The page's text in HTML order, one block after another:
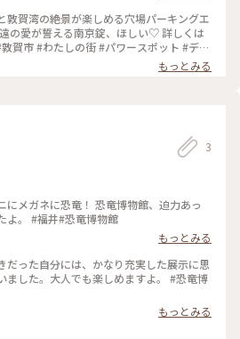
敦賀湾の絶景が楽しめる穴場パーキングエ
ふくい
もっとみる
3
にメガネに恐竜！ 恐竜博物館、迫力あっ
て見応えありましたよ。 #福井#恐竜博物館
もっとみる
だった自分には、かなり充実した展示に思
ました。大人でも楽しめますよ。 #恐竜博
もっとみる